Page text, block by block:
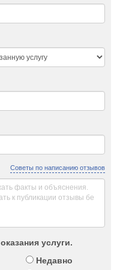
Советы по написанию отзывов
услуги.
Недавно